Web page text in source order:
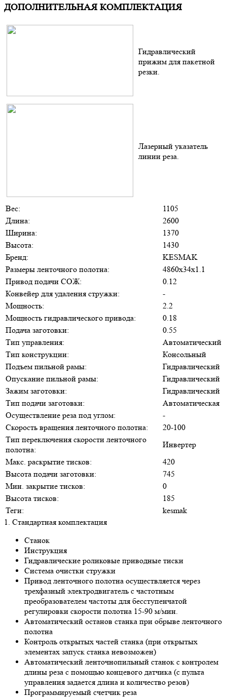
ДОПОЛНИТЕЛЬНАЯ КОМПЛЕКТАЦИЯ
Гидравлический
прижим для пакетной
резки.
Лазерный указатель
линии реза.
Вес:
1105
Длина:
2600
Ширина:
1370
Высота:
1430
Бренд:
KESMAK
Размеры ленточного полотна:
4860х34х1.1
Привод подачи СОЖ:
0.12
Конвейер для удаления стружки:
-
Мощность:
2.2
Мощность гидравлического привода:
0.18
Подача заготовки:
0.55
Тип управления:
Автоматический
Тип конструкции:
Консольный
Подъем пильной рамы:
Гидравлический
Опускание пильной рамы:
Гидравлический
Зажим заготовки:
Гидравлический
Тип подачи заготовки:
Автоматическая
Осуществление реза под углом:
-
Скорость вращения ленточного полотна:
20-100
Тип переключения скорости ленточного
полотна:
Инвертер
Макс. раскрытие тисков:
420
Высота подачи заготовки:
745
Мин. закрытие тисков:
0
Высота тисков:
185
Теги:
kesmak
1. Стандартная комплектация
Станок
Инструкция
Гидравлические роликовые приводные тиски
Система очистки стружки
Привод ленточного полотна осуществляется через
трехфазный электродвигатель с частотным
преобразователем частоты для бесступенчатой
регулировки скорости полотна 15-90 м/мин.
Автоматический останов станка при обрыве ленточного
полотна
Контроль открытых частей станка (при открытых
элементах запуск станка невозможен)
Автоматический ленточнопильный станок с контролем
длины реза с помощью концевого датчика (с пульта
управления задается длина и количество резов)
Программируемый счетчик реза